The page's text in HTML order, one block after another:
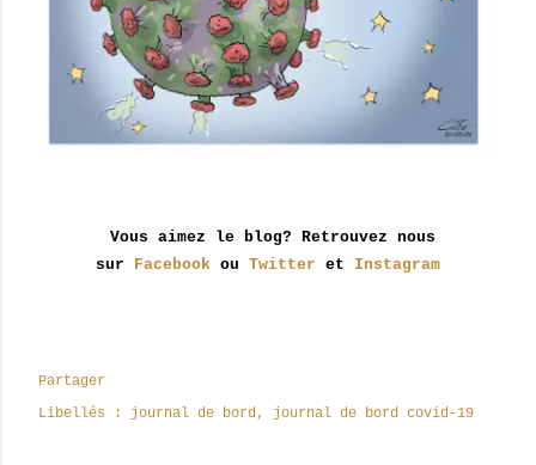
Vous aimez le blog? Retrouvez nous
sur Facebook ou Twitter et Instagram
Partager
Libellés :
journal de bord journal de bord covid-19